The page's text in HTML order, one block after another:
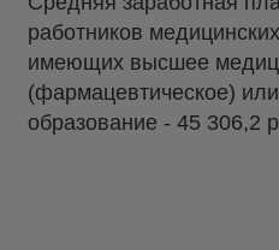
работников
имеющих высшее
(фармацевтическое)
образование - 45 306,2